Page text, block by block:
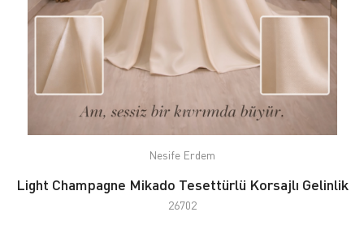
Nesife Erdem
Light Champagne Mikado Tesettürlü Korsajlı Gelinlik
26702